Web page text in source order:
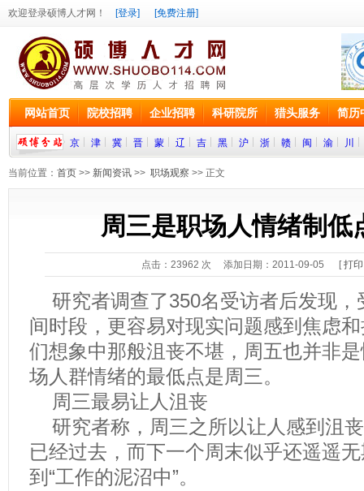
欢迎登录硕博人才网！ [登录] [免费注册]
网站首页 院校招聘 企业招聘 科研院所 猎头服务 简历
京 津 冀 晋 蒙 辽 吉 黑 沪 浙 赣 闽 渝 川
当前位置： 首页 >> 新闻资讯 >> 职场观察 >> 正文
周三是职场人情绪制低
点击： 23962 次 添加日期：2011-09-05 [打印
研究者调查了350名受访者后发现
间时段，更容易对现实问题感到焦虑
们想象中那般沮丧不堪，周五也并非是
场人群情绪的最低点是周三。
周三最易让人沮丧
研究者称，周三之所以让人感到沮
已经过去，而下一个周末似乎还遥遥
到“工作的泥沼中”。